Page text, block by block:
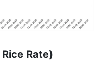
Rice Rate)